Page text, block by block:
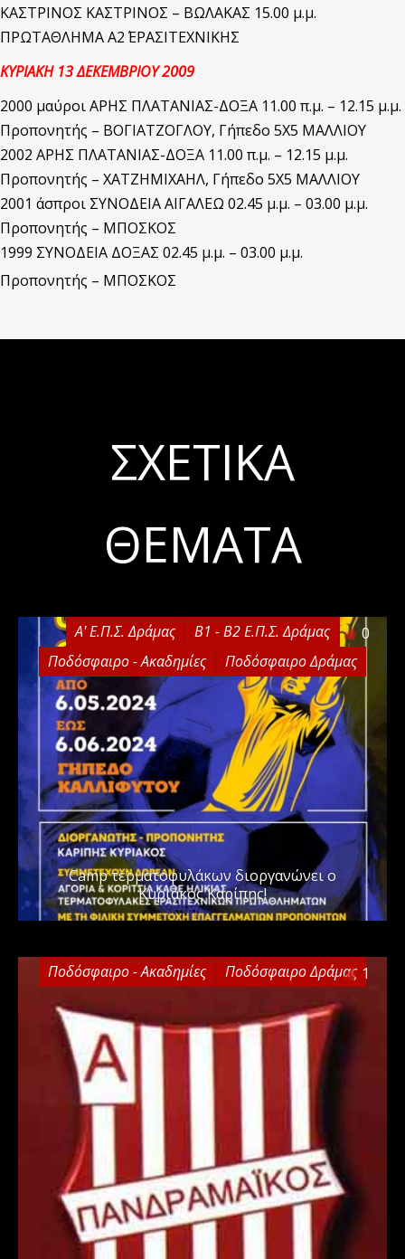
ΚΑΣΤΡΙΝΟΣ ΚΑΣΤΡΙΝΟΣ – ΒΩΛΑΚΑΣ 15.00 μ.μ.
ΠΡΩΤΑΘΛΗΜΑ Α2΄ ΕΡΑΣΙΤΕΧΝΙΚΗΣ
ΚΥΡΙΑΚΗ 13 ΔΕΚΕΜΒΡΙΟΥ 2009
2000 μαύροι ΑΡΗΣ ΠΛΑΤΑΝΙΑΣ-ΔΟΞΑ 11.00 π.μ. – 12.15 μ.μ.
Προπονητής – ΒΟΓΙΑΤΖΟΓΛΟΥ, Γήπεδο 5Χ5 ΜΑΛΛΙΟΥ
2002 ΑΡΗΣ ΠΛΑΤΑΝΙΑΣ-ΔΟΞΑ 11.00 π.μ. – 12.15 μ.μ.
Προπονητής – ΧΑΤΖΗΜΙΧΑΗΛ, Γήπεδο 5Χ5 ΜΑΛΛΙΟΥ
2001 άσπροι ΣΥΝΟΔΕΙΑ ΑΙΓΑΛΕΩ 02.45 μ.μ. – 03.00 μ.μ.
Προπονητής – ΜΠΟΣΚΟΣ
1999 ΣΥΝΟΔΕΙΑ ΔΟΞΑΣ 02.45 μ.μ. – 03.00 μ.μ.
Προπονητής – ΜΠΟΣΚΟΣ
ΣΧΕΤΙΚΆ
ΘΈΜΑΤΑ
Α' Ε.Π.Σ. Δράμας
Β1 - Β2 Ε.Π.Σ. Δράμας
Ποδόσφαιρο - Ακαδημίες
Ποδόσφαιρο Δράμας
0
Camp τερματοφυλάκων διοργανώνει ο
Κυριάκος Καρίπης!
Ποδόσφαιρο - Ακαδημίες Ποδόσφαιρο Δράμας 1